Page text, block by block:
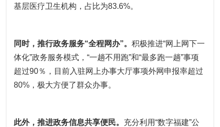
基层医疗卫生机构，占比为83.6%。
同时，推行政务服务“全程网办”。 积极推进“网上网下一
体化”政务服务模式，“一趟不用跑”和“最多跑一趟”事项
超过90％，目前入驻网上办事大厅事项外网申报率超过
80%，极大方便了群众办事。
此外，推进政务信息共享便民。 充分利用“数字福建”公